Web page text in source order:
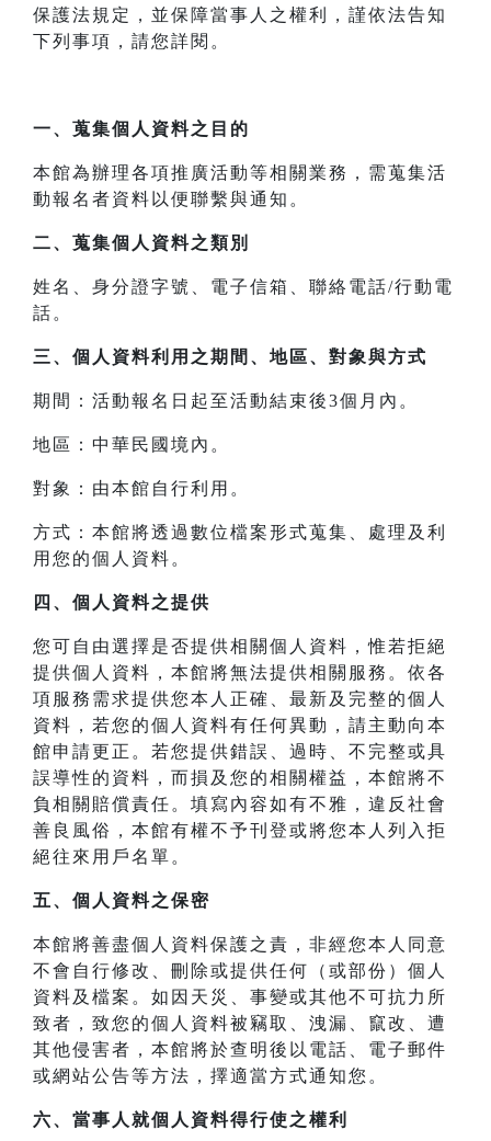
保護法規定，並保障當事人之權利，謹依法告知
下列事項，請您詳閱。
一、 蒐集個人資料之目的
本館為辦理各項推廣活動等相關業務，需蒐集活
動報名者資料以便聯繫與通知。
二、 蒐集個人資料之類別
姓名、身分證字號、電子信箱、聯絡電話/行動電
話。
三、 個人資料利用之期間、地區、對象與方式
期間：活動報名日起至活動結束後3個月內。
地區：中華民國境內。
對象：由本館自行利用。
方式：本館將透過數位檔案形式蒐集、處理及利
用您的個人資料。
四、 個人資料之提供
您可自由選擇是否提供相關個人資料，惟若拒絕
提供個人資料，本館將無法提供相關服務。依各
項服務需求提供您本人正確、最新及完整的個人
資料，若您的個人資料有任何異動，請主動向本
館申請更正。若您提供錯誤、過時、不完整或具
誤導性的資料，而損及您的相關權益，本館將不
負相關賠償責任。填寫內容如有不雅，違反社會
善良風俗，本館有權不予刊登或將您本人列入拒
絕往來用戶名單。
五、個人資料之保密
本館將善盡個人資料保護之責，非經您本人同意
不會自行修改、刪除或提供任何（或部份）個人
資料及檔案。如因天災、事變或其他不可抗力所
致者，致您的個人資料被竊取、洩漏、竄改、遭
其他侵害者，本館將於查明後以電話、電子郵件
或網站公告等方法，擇適當方式通知您。
六、當事人就個人資料得行使之權利